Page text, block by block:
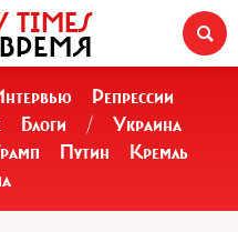
TIMES
Репрессии
Блоги /
Украина
Путин
Кремль